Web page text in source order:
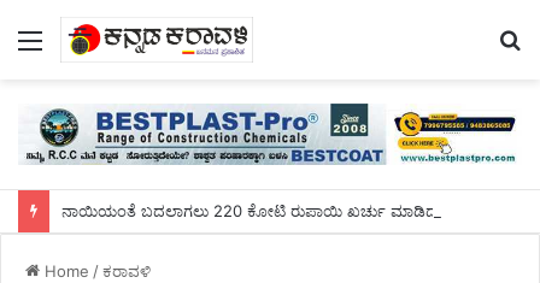
Menu
ನಾಯಿಯಂತೆ ಬದಲಾಗಲು 220 ಕೋಟಿ ರುಪಾಯಿ ಖರ್ಚು ಮಾಡಿದ ಯುವಕ!
Home /ಕರಾವಳಿ